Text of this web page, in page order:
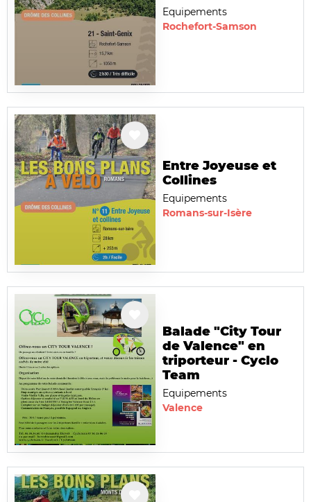
Equipements
Rochefort-Samson
Entre Joyeuse et
Collines
Equipements
Romans-sur-Isère
Balade "City Tour
de Valence" en
triporteur - Cyclo
Team
Equipements
Valence